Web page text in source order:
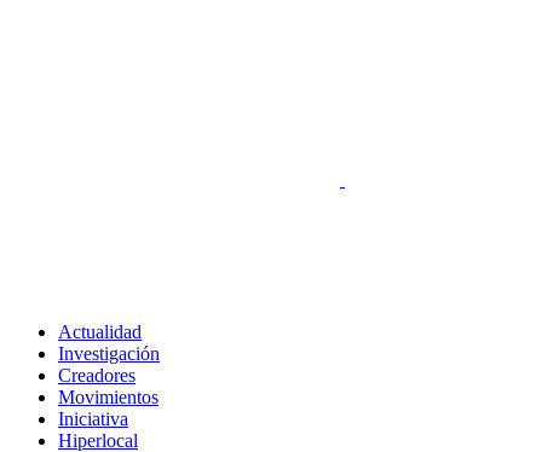
Actualidad
Investigación
Creadores
Movimientos
Iniciativa
Hiperlocal